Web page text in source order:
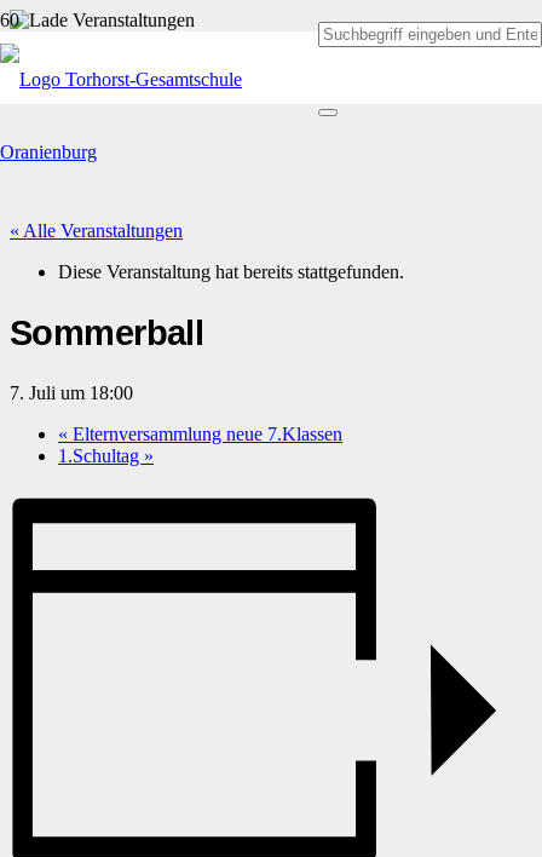
« Alle Veranstaltungen
Diese Veranstaltung hat bereits stattgefunden.
Sommerball
7. Juli um 18:00
« Elternversammlung neue 7.Klassen
1.Schultag »